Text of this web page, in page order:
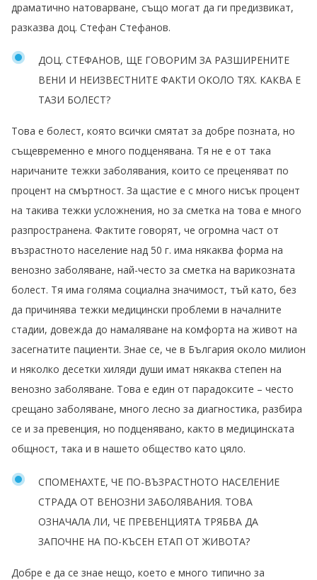
драматично натоварване, също могат да ги предизвикат,
разказва доц. Стефан Стефанов.
ДОЦ. СТЕФАНОВ, ЩЕ ГОВОРИМ ЗА РАЗШИРЕНИТЕ
ВЕНИ И НЕИЗВЕСТНИТЕ ФАКТИ ОКОЛО ТЯХ. КАКВА Е
ТАЗИ БОЛЕСТ?
Това е болест, която всички смятат за добре позната, но
същевременно е много подценявана. Тя не е от така
наричаните тежки заболявания, които се преценяват по
процент на смъртност. За щастие е с много нисък процент
на такива тежки усложнения, но за сметка на това е много
разпространена. Фактите говорят, че огромна част от
възрастното население над 50 г. има някаква форма на
венозно заболяване, най-често за сметка на варикозната
болест. Тя има голяма социална значимост, тъй като, без
да причинява тежки медицински проблеми в началните
стадии, довежда до намаляване на комфорта на живот на
засегнатите пациенти. Знае се, че в България около милион
и няколко десетки хиляди души имат някаква степен на
венозно заболяване. Това е един от парадоксите – често
срещано заболяване, много лесно за диагностика, разбира
се и за превенция, но подценявано, както в медицинската
общност, така и в нашето общество като цяло.
СПОМЕНАХТЕ, ЧЕ ПО-ВЪЗРАСТНОТО НАСЕЛЕНИЕ
СТРАДА ОТ ВЕНОЗНИ ЗАБОЛЯВАНИЯ. ТОВА
ОЗНАЧАЛА ЛИ, ЧЕ ПРЕВЕНЦИЯТА ТРЯБВА ДА
ЗАПОЧНЕ НА ПО-КЪСЕН ЕТАП ОТ ЖИВОТА?
Добре е да се знае нещо, което е много типично за